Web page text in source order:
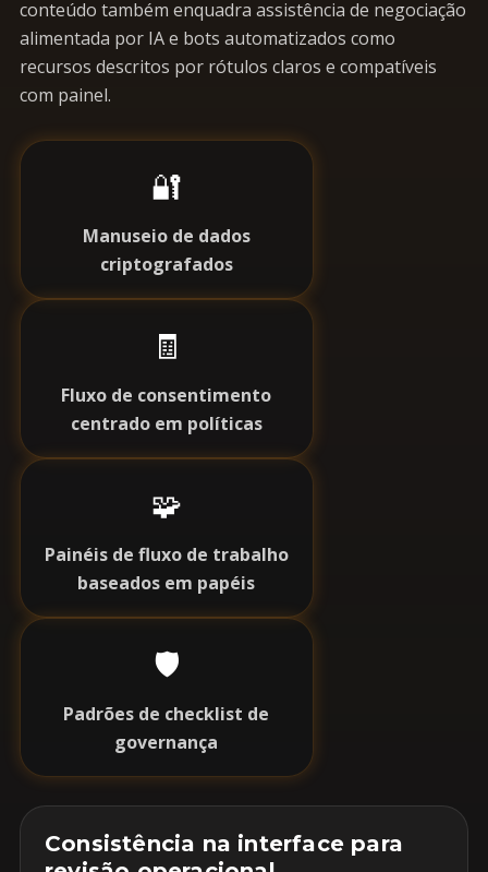
conteúdo também enquadra assistência de negociação
alimentada por IA e bots automatizados como
recursos descritos por rótulos claros e compatíveis
com painel.
🔐
Manuseio de dados
criptografados
🧾
Fluxo de consentimento
centrado em políticas
🧩
Painéis de fluxo de trabalho
baseados em papéis
🛡️
Padrões de checklist de
governança
Consistência na interface para